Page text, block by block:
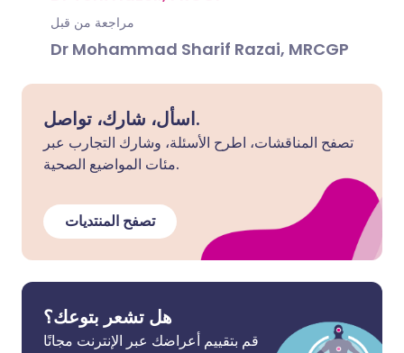
مراجعة من قبل
Dr Mohammad Sharif Razai, MRCGP
اسأل، شارك، تواصل.
تصفح المناقشات، اطرح الأسئلة، وشارك التجارب عبر
مئات المواضيع الصحية.
تصفح المنتديات
هل تشعر بتوعك؟
قم بتقييم أعراضك عبر الإنترنت مجانًا